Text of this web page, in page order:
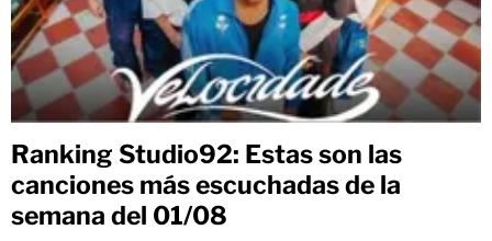
Ranking Studio92: Estas son las
canciones más escuchadas de la
semana del 01/08